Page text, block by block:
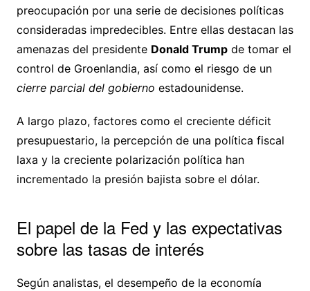
preocupación por una serie de decisiones políticas
consideradas impredecibles. Entre ellas destacan las
amenazas del presidente Donald Trumpde tomar el
control de Groenlandia, así como el riesgo de un
cierre parcial del gobierno estadounidense.
A largo plazo, factores como el creciente déficit
presupuestario, la percepción de una política fiscal
laxa y la creciente polarización política han
incrementado la presión bajista sobre el dólar.
El papel de la Fed y las expectativas
sobre las tasas de interés
Según analistas, el desempeño de la economía